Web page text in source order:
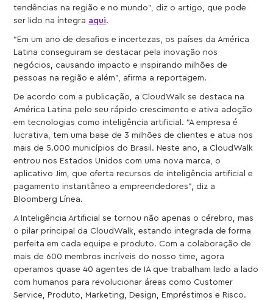
tendências na região e no mundo”, diz o artigo, que pode
ser lido na íntegra aqui.
“Em um ano de desafios e incertezas, os países da América
Latina conseguiram se destacar pela inovação nos
negócios, causando impacto e inspirando milhões de
pessoas na região e além”, afirma a reportagem.
De acordo com a publicação, a CloudWalk se destaca na
América Latina pelo seu rápido crescimento e ativa adoção
em tecnologias como inteligência artificial. “A empresa é
lucrativa, tem uma base de 3 milhões de clientes e atua nos
mais de 5.000 municípios do Brasil. Neste ano, a CloudWalk
entrou nos Estados Unidos com uma nova marca, o
aplicativo Jim, que oferta recursos de inteligência artificial e
pagamento instantâneo a empreendedores”, diz a
Bloomberg Línea.
A Inteligência Artificial se tornou não apenas o cérebro, mas
o pilar principal da CloudWalk, estando integrada de forma
perfeita em cada equipe e produto. Com a colaboração de
mais de 600 membros incríveis do nosso time, agora
operamos quase 40 agentes de IA que trabalham lado a lado
com humanos para revolucionar áreas como Customer
Service, Produto, Marketing, Design, Empréstimos e Risco.